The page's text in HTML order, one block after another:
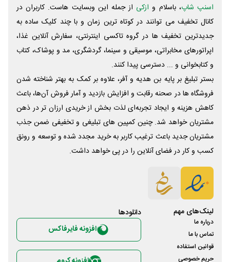
اسنپ شاپ، باسلام و ازکی از جمله این وبسایت ‌هاست. کاربران در
کانال تخفیف می توانند در کوتاه ترین زمان و با چند کلیک ساده به
جدیدترین تخفیف ها در گروه تاکسی اینترنتی، سفارش آنلاین غذا،
اپراتورهای مخابراتی، موسیقی و سینما، گردشگری، مد و پوشاک، کتاب
و کتابخوانی و ... دسترسی پیدا کنند.
بستر تبلیغ بر پایه بن هدیه و آفر، علاوه بر کمک به بهتر شناخته شدن
فروشگاه ها در صحنه رقابت و افزایش بازدید و آمار فروش آن‌ها، باعث
کاهش هزینه و ایجاد تجربه‌ای لذت بخش از خریدی ارزان تر در ذهن
مشتریان خواهد شد. چنین کمپین های تبلیغی و تخفیفی ضمن جذب
مشتریان جدید باعث ترغیب کاربر به خرید مجدد شده و توسعه و رونق
کسب و کار در فضای آنلاین را در پی خواهد داشت.
لینک‌های مهم
درباره ما
تماس با ما
قوانین استفاده
حریم خصوصی
دانلود‌ها
افزونه فایرفاکس